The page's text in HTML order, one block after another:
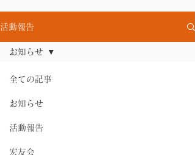
活動報告
全ての記事
お知らせ
活動報告
宏友会
お知らせ